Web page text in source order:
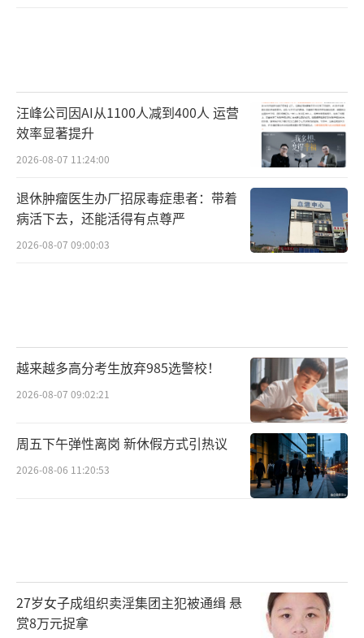
汪峰公司因AI从1100人减到400人 运营
效率显著提升
2026-08-07 11:24:00
退休肿瘤医生办厂招尿毒症患者：带着
病活下去，还能活得有点尊严
2026-08-07 09:00:03
越来越多高分考生放弃985选警校！
2026-08-07 09:02:21
周五下午弹性离岗 新休假方式引热议
2026-08-06 11:20:53
27岁女子成组织卖淫集团主犯被通缉 悬
赏8万元捉拿